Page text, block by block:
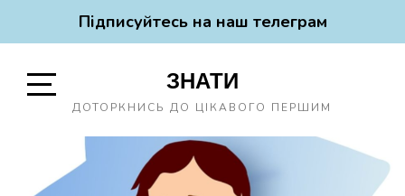
Підписуйтесь на наш телеграм
Sidebar
ЗНАТИ
ДОТОРКНИСЬ ДО ЦІКАВОГО ПЕРШИМ